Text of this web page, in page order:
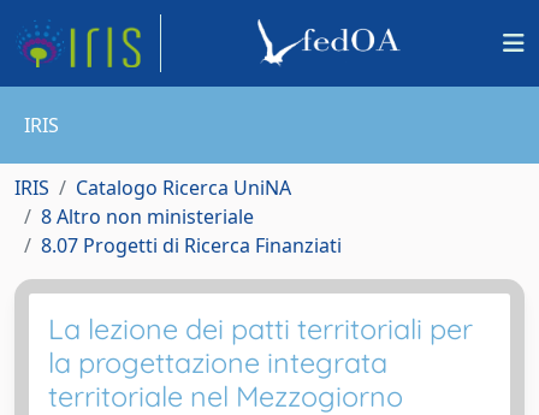
IRIS
IRIS
Catalogo Ricerca UniNA
8 Altro non ministeriale
8.07 Progetti di Ricerca Finanziati
La lezione dei patti territoriali per
la progettazione integrata
territoriale nel Mezzogiorno